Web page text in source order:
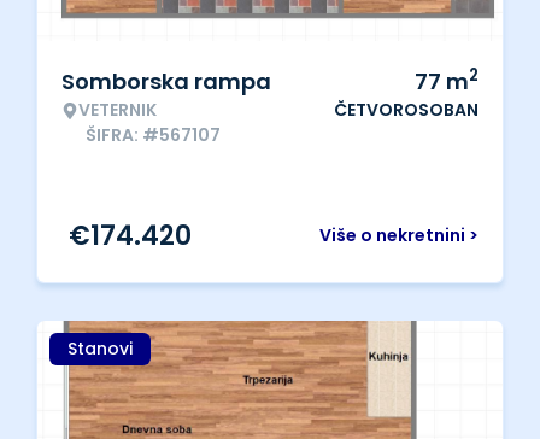
Somborska rampa
VETERNIK
ŠIFRA: #567107
77 m2
ČETVOROSOBAN
Više o nekretnini >
€174.420
Stanovi